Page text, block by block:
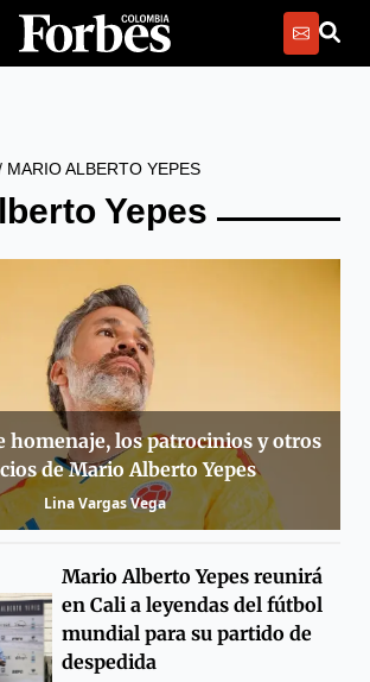
MARIO ALBERTO YEPES
Yepes
homenaje, los patrocinios y otros
de Mario Alberto Yepes
Lina Vargas Vega
Mario Alberto Yepes reunirá
en Cali a leyendas del fútbol
mundial para su partido de
despedida